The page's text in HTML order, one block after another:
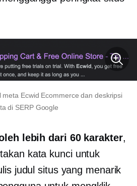
meta Ecwid Ecommerce dan deskripsi
di SERP Google
lebih dari 60 karakter,
kata kunci untuk
judul situs yang menarik